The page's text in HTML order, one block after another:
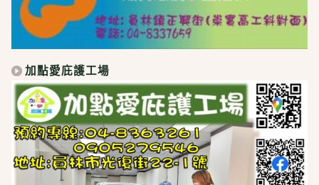
加點愛庇護工場